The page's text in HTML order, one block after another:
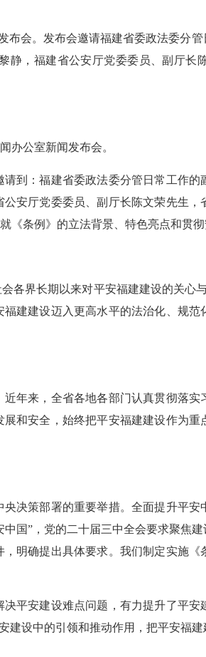
会。发布会邀请福建省委政法委分
，福建省公安厅党委委员、副厅长
公室新闻发布会。
：福建省委政法委分管日常工作的
安厅党委委员、副厅长陈文荣先生
条例》的立法背景、特色亮点和贯彻
界长期以来对平安福建建设的关心
建建设迈入更高水平的法治化、规范
来，全省各地各部门认真贯彻落实
和安全，始终把平安福建建设作为
策部署的重要举措。全面提升平安
国”，党的二十届三中全会要求聚焦
明确提出具体要求。我们制定实施
安建设难点问题，有力提升了平安
设中的引领和推动作用，把平安福